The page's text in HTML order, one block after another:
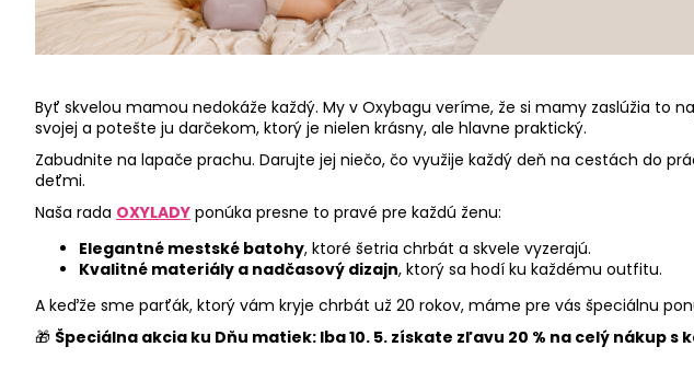
Byť skvelou mamou nedokáže každý. My v Oxybagu veríme, že si mamy zaslúžia to
svojej a potešte ju darčekom, ktorý je nielen krásny, ale hlavne praktický.
Zabudnite na lapače prachu. Darujte jej niečo, čo využije každý deň na cestách do
deťmi.
Naša rada OXYLADY ponúka presne to pravé pre každú ženu:
Elegantné mestské batohy, ktoré šetria chrbát a skvele vyzerajú.
Kvalitné materiály a nadčasový dizajn, ktorý sa hodí ku každému outfitu.
A keďže sme parťák, ktorý vám kryje chrbát už 20 rokov, máme pre vás špeciálnu
🎁 Špeciálna akcia ku Dňu matiek: Iba 10. 5. získate zľavu 20 % na celý nákup s